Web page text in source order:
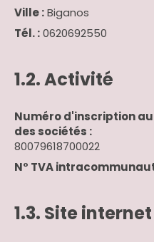
Ville :Biganos
Tél. :0620692550
1.2. Activité
Numéro d'inscription
des sociétés :
80079618700022
N° TVA
1.3. Site internet